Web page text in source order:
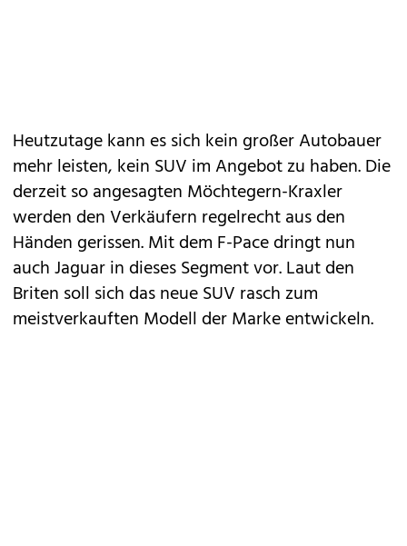
Heutzutage kann es sich kein großer Autobauer
mehr leisten, kein SUV im Angebot zu haben. Die
derzeit so angesagten Möchtegern-Kraxler
werden den Verkäufern regelrecht aus den
Händen gerissen. Mit dem F-Pacedringt nun
auchJaguarin dieses Segment vor. Laut den
Briten soll sich das neue SUV rasch zum
meistverkauften Modell der Marke entwickeln.